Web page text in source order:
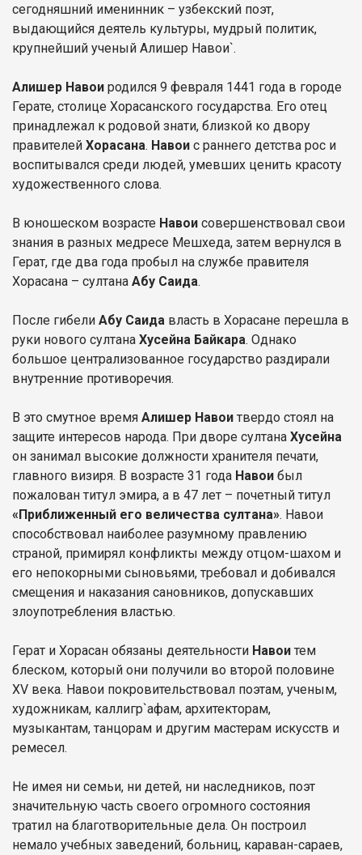
сегодняшний именинник – узбекский поэт,
выдающийся деятель культуры, мудрый политик,
крупнейший ученый Алишер Навои`.
Алишер Навои родился 9 февраля 1441 года в городе
Герате, столице Хорасанского государства. Его отец
принадлежал к родовой знати, близкой ко двору
правителей Хорасана. Навои с раннего детства рос и
воспитывался среди людей, умевших ценить красоту
художественного слова.
В юношеском возрасте Навои совершенствовал свои
знания в разных медресе Мешхеда, затем вернулся в
Герат, где два года пробыл на службе правителя
Хорасана – султана Абу Саида.
После гибели Абу Саида власть в Хорасане перешла в
руки нового султана Хусейна Байкара. Однако
большое централизованное государство раздирали
внутренние противоречия.
В это смутное время Алишер Навои твердо стоял на
защите интересов народа. При дворе султана Хусейна
он занимал высокие должности хранителя печати,
главного визиря. В возрасте 31 года Навои был
пожалован титул эмира, а в 47 лет – почетный титул
«Приближенный его величества султана». Навои
способствовал наиболее разумному правлению
страной, примирял конфликты между отцом-шахом и
его непокорными сыновьями, требовал и добивался
смещения и наказания сановников, допускавших
злоупотребления властью.
Герат и Хорасан обязаны деятельности Навои тем
блеском, который они получили во второй половине
XV века. Навои покровительствовал поэтам, ученым,
художникам, каллигр`афам, архитекторам,
музыкантам, танцорам и другим мастерам искусств и
ремесел.
Не имея ни семьи, ни детей, ни наследников, поэт
значительную часть своего огромного состояния
тратил на благотворительные дела. Он построил
немало учебных заведений, больниц, караван-сараев,